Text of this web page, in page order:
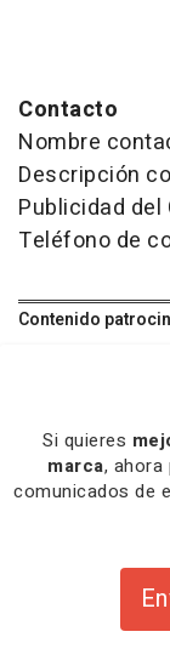
Contacto
Nombre
Descripción
Publicidad del
Teléfono de
Contenido
Si quieres
marca, ahora
comunicados de